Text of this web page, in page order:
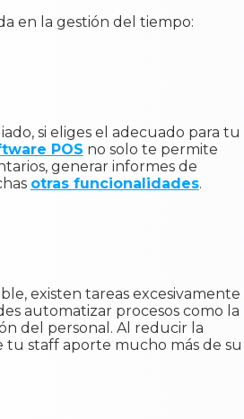
en la gestión del tiempo:
si eliges el adecuado para tu
POS no solo te permite
generar informes de
otras funcionalidades.
existen tareas excesivamente
automatizar procesos como la
del personal. Al reducir la
tu staff aporte mucho más de su